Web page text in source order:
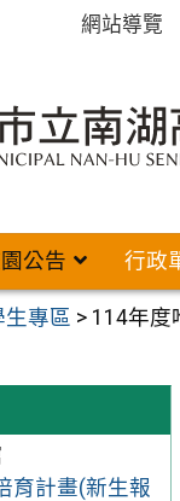
網站導覽
公告 行政
生專區 > 114年度
育計畫(新生報